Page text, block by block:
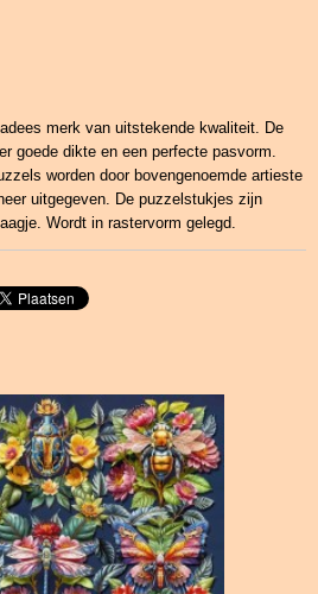
merk van uitstekende kwaliteit. De
goede dikte en een perfecte pasvorm.
worden door bovengenoemde artieste
uitgegeven. De puzzelstukjes zijn
Wordt in rastervorm gelegd.